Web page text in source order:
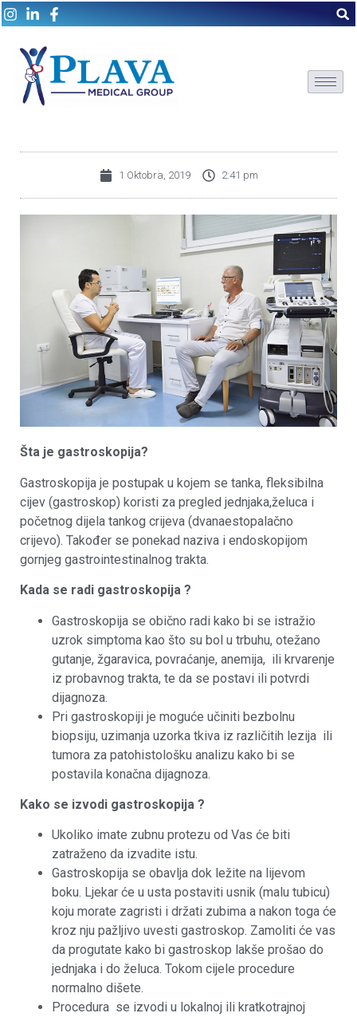
1 Oktobra, 2019 2:41 pm
Šta je gastroskopija?
Gastroskopija je postupak u kojem se tanka, fleksibilna
cijev (gastroskop) koristi za pregled jednjaka,želuca i
početnog dijela tankog crijeva (dvanaestopalačno
crijevo). Također se ponekad naziva i endoskopijom
gornjeg gastrointestinalnog trakta.
Kada se radi gastroskopija ?
Gastroskopija se obično radi kako bi se istražio
uzrok simptoma kao što su bol u trbuhu, otežano
gutanje, žgaravica, povraćanje, anemija, ili krvarenje
iz probavnog trakta, te da se postavi ili potvrdi
dijagnoza.
Pri gastroskopiji je moguće učiniti bezbolnu
biopsiju, uzimanja uzorka tkiva iz različitih lezija ili
tumora za patohistološku analizu kako bi se
postavila konačna dijagnoza.
Kako se izvodi gastroskopija ?
Ukoliko imate zubnu protezu od Vas će biti
zatraženo da izvadite istu.
Gastroskopija se obavlja dok ležite na lijevom
boku. Ljekar će u usta postaviti usnik (malu tubicu)
koju morate zagristi i držati zubima a nakon toga će
kroz nju pažljivo uvesti gastroskop. Zamoliti će vas
da progutate kako bi gastroskop lakše prošao do
jednjaka i do želuca. Tokom cijele procedure
normalno dišete.
Procedura se izvodi u lokalnoj ili kratkotrajnoj